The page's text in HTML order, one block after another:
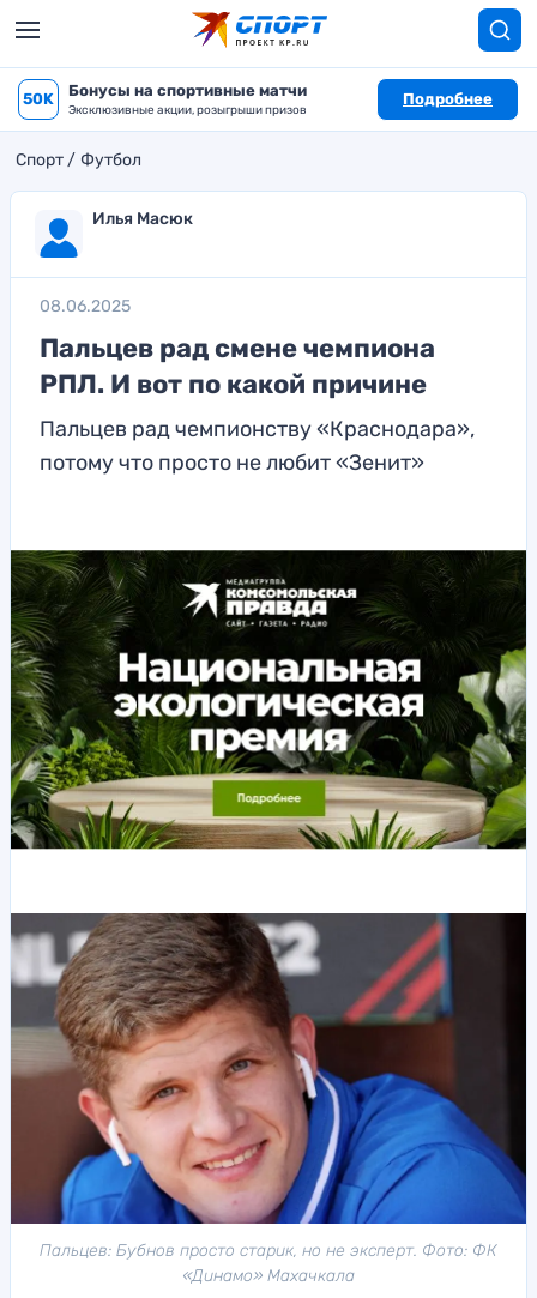
50K Бонусы на спортивные матчи
Эксклюзивные акции, розыгрыши призов
Подробнее
Спорт Футбол
Илья Масюк
08.06.2025
Пальцев рад смене чемпиона
РПЛ. И вот по какой причине
Пальцев рад чемпионству «Краснодара»,
потому что просто не любит «Зенит»
Пальцев: Бубнов просто старик, но не эксперт. Фото: ФК
«Динамо» Махачкала